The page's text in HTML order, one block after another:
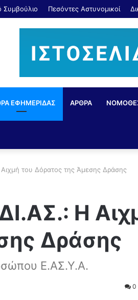
Συμβούλιο Πεσόντες Αστυνομικοί
ΕΦΗΜΕΡΙΔΑΣ ΑΡΘΡΑ
του Δόρατος της Άμεσης Δράσης
Η
Δράσης
Ε.ΑΣ.Υ.Α.
0